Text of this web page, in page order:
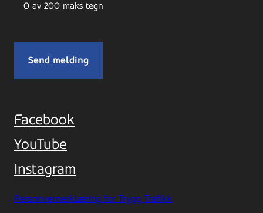
0 av 200 maks tegn
Facebook
YouTube
Instagram
Personvernerklæring for Trygg Trafikk